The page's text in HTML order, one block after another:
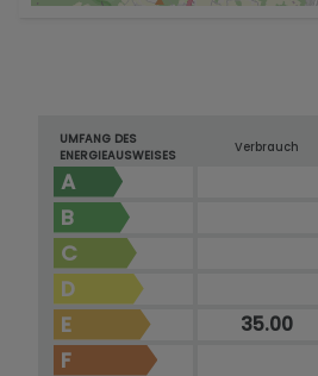
UMFANG DES
ENERGIEAUSWEISES
Verbrauch
A
B
C
D
E
35.00
F